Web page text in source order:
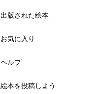
出版された絵本
お気に入り
ヘルプ
絵本を投稿しよう